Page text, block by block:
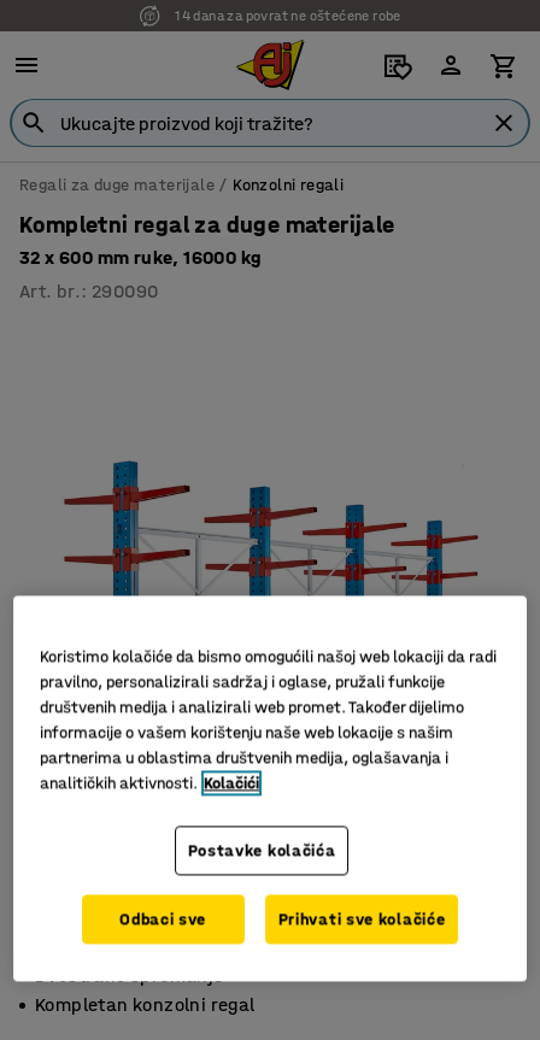
14 dana za povrat ne oštećene robe
Regali za duge materijale Konzolni regali
Kompletni regal za duge materijale
32 x 600 mm ruke, 16000 kg
Art. br. : 290090
Za duge i teške terete
Dvostrano spremanje
Kompletan konzolni regal
Koristimo kolačiće da bismo omogućili našoj web lokaciji da radi
pravilno, personalizirali sadržaj i oglase, pružali funkcije
društvenih medija i analizirali web promet. Također dijelimo
informacije o vašem korištenju naše web lokacije s našim
partnerima u oblastima društvenih medija, oglašavanja i
analitičkih aktivnosti. Kolačići
Postavke kolačića
Odbaci sve Prihvati sve kolačiće